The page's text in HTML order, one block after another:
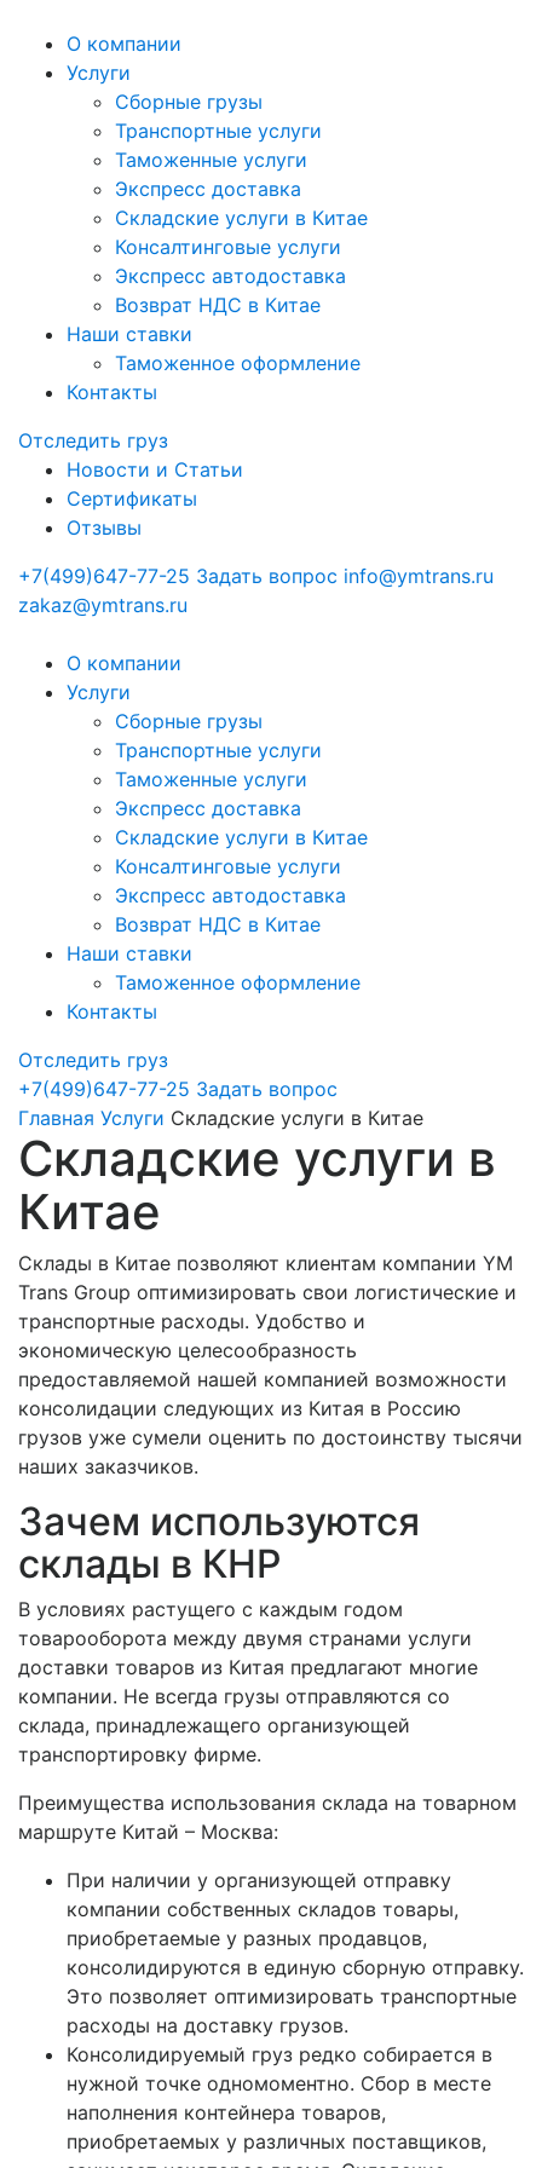
О компании
Услуги
Сборные грузы
Транспортные услуги
Таможенные услуги
Экспресс доставка
Cкладские услуги в Китае
Консалтинговые услуги
Экспресс автодоставка
Возврат НДС в Китае
Наши ставки
Таможенное оформление
Контакты
Отследить груз
Новости и Статьи
Сертификаты
Отзывы
+7(499)647-77-25 Задать вопрос info@ymtrans.ru
zakaz@ymtrans.ru
О компании
Услуги
Сборные грузы
Транспортные услуги
Таможенные услуги
Экспресс доставка
Cкладские услуги в Китае
Консалтинговые услуги
Экспресс автодоставка
Возврат НДС в Китае
Наши ставки
Таможенное оформление
Контакты
Отследить груз
+7(499)647-77-25 Задать вопрос
Главная Услуги Cкладские услуги в Китае
Cкладские услуги в
Китае
Склады в Китае позволяют клиентам компании YM
Trans Group оптимизировать свои логистические и
транспортные расходы. Удобство и
экономическую целесообразность
предоставляемой нашей компанией возможности
консолидации следующих из Китая в Россию
грузов уже сумели оценить по достоинству тысячи
наших заказчиков.
Зачем используются
склады в КНР
В условиях растущего с каждым годом
товарооборота между двумя странами услуги
доставки товаров из Китая предлагают многие
компании. Не всегда грузы отправляются со
склада, принадлежащего организующей
транспортировку фирме.
Преимущества использования склада на товарном
маршруте Китай – Москва:
При наличии у организующей отправку
компании собственных складов товары,
приобретаемые у разных продавцов,
консолидируются в единую сборную отправку.
Это позволяет оптимизировать транспортные
расходы на доставку грузов.
Консолидируемый груз редко собирается в
нужной точке одномоментно. Сбор в месте
наполнения контейнера товаров,
приобретаемых у различных поставщиков,